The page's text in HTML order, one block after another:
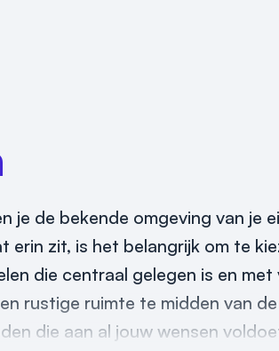
je de bekende omgeving van je
zit, is het belangrijk om te
die centraal gelegen is en
rustige ruimte te midden van
die aan al jouw wensen